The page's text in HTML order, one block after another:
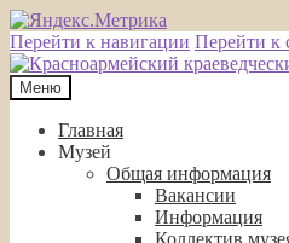
Перейти к навигации Перейти к
Меню
Главная
Музей
Общая информация
Вакансии
Информация
Коллектив